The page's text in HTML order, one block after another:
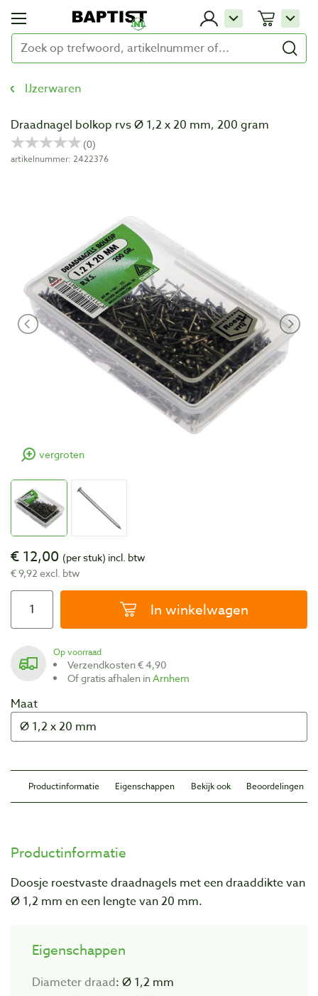
IJzerwaren
Draadnagel bolkop rvs Ø 1,2 x 20 mm, 200 gram
artikelnummer: 2422376
vergroten
€ 12,00 (per stuk) incl. btw
€ 9,92 excl. btw
In winkelwagen
Op voorraad
Verzendkosten € 4,90
Of gratis afhalen inArnhem
Maat
Productinformatie Eigenschappen Bekijk ook Beoordelingen
Productinformatie
Doosje roestvaste draadnagels met een draaddikte van
Ø 1,2 mm en een lengte van 20 mm.
Eigenschappen
Diameter draad: Ø 1,2 mm